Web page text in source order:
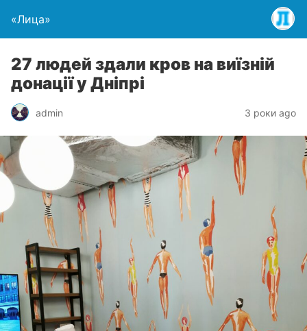
«Лица»
27 людей здали кров на виїзній
донації у Дніпрі
admin 3 роки ago